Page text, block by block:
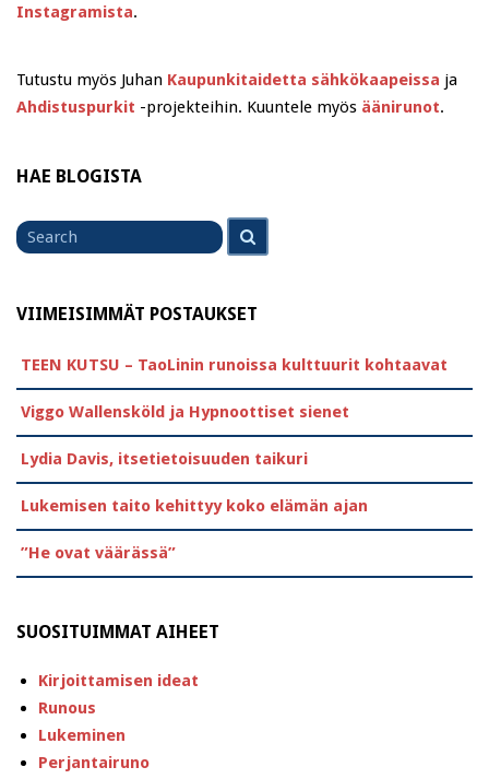
Instagramista.
Tutustu myös Juhan Kaupunkitaidetta sähkökaapeissa ja
Ahdistuspurkit -projekteihin. Kuuntele myös äänirunot.
HAE BLOGISTA
Search
for
VIIMEISIMMÄT POSTAUKSET
TEEN KUTSU – TaoLinin runoissa kulttuurit kohtaavat
Viggo Wallensköld ja Hypnoottiset sienet
Lydia Davis, itsetietoisuuden taikuri
Lukemisen taito kehittyy koko elämän ajan
”He ovat väärässä”
SUOSITUIMMAT AIHEET
Kirjoittamisen ideat
Runous
Lukeminen
Perjantairuno